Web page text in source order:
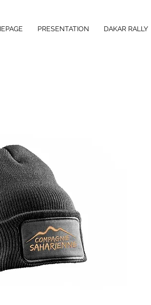
PRESENTATION DAKAR RALLY